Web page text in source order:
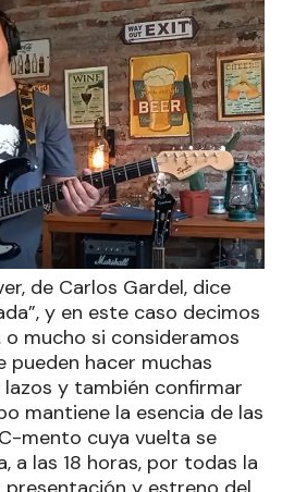
de Carlos Gardel, dice
y en este caso decimos
mucho si consideramos
pueden hacer muchas
y también confirmar
mantiene la esencia de las
mento cuya vuelta se
a las 18 horas, por todas la